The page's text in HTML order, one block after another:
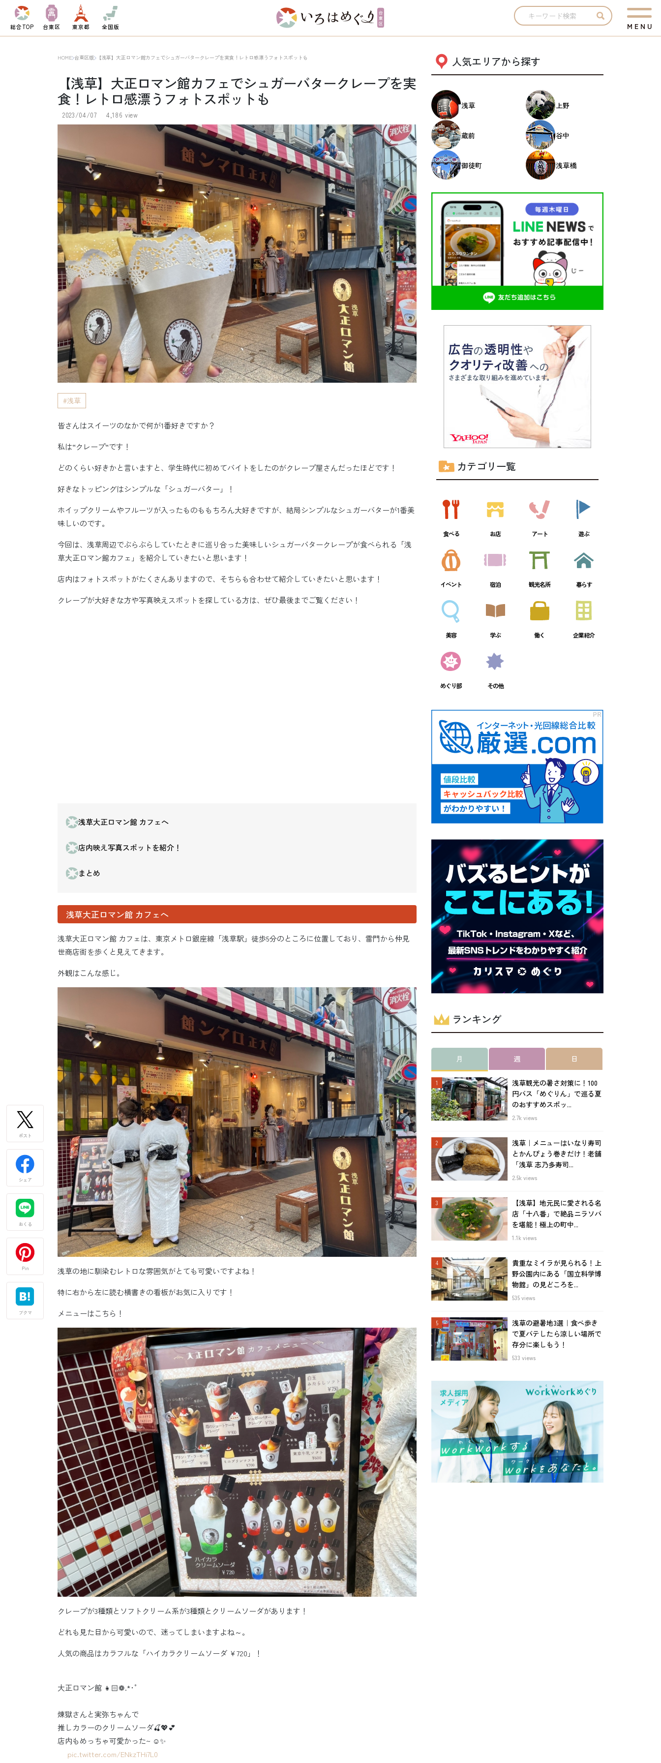
総合TOP 台東区 東京都 全国版 M E N U
HOME 台東区版 【浅草】大正ロマン館カフェでシュガーバタークレープを実食！レトロ感漂うフォトスポットも
【浅草】大正ロマン館カフェでシュガーバタークレープを実
食！レトロ感漂うフォトスポットも
2023/04/07 4,186 view
浅草
皆さんはスイーツのなかで何が1番好きですか？
私は“クレープ“です！
どのくらい好きかと言いますと、学生時代に初めてバイトをしたのがクレープ屋さんだったほどです！
好きなトッピングはシンプルな「シュガーバター」！
ホイップクリームやフルーツが入ったものももちろん大好きですが、結局シンプルなシュガーバターが1番美
味しいのです。
今回は、浅草周辺でぶらぶらしていたときに巡り合った美味しいシュガーバタークレープが食べられる「浅
草大正ロマン館カフェ」を紹介していきたいと思います！
店内はフォトスポットがたくさんありますので、そちらも合わせて紹介していきたいと思います！
クレープが大好きな方や写真映えスポットを探している方は、ぜひ最後までご覧ください！
浅草大正ロマン館 カフェへ
店内映え写真スポットを紹介！
まとめ
浅草大正ロマン館 カフェへ
浅草大正ロマン館 カフェは、東京メトロ銀座線「浅草駅」徒歩5分のところに位置しており、雷門から仲見
世商店街を歩くと見えてきます。
外観はこんな感じ。
浅草の地に馴染むレトロな雰囲気がとても可愛いですよね！
特に右から左に読む横書きの看板がお気に入りです！
メニューはこちら！
クレープが3種類とソフトクリーム系が3種類とクリームソーダがあります！
どれも見た目から可愛いので、迷ってしまいますよね～。
人気の商品はカラフルな「ハイカラクリームソーダ ￥720」！
大正ロマン館 👧🏻❁.*･ﾟ
煉獄さんと実弥ちゃんで
推しカラーのクリームソーダ🍒💖💕
店内もめっちゃ可愛かった~ ☺️✨
pic.twitter.com/ENkzTHi7L0
人気エリアから探す
浅草 上野
蔵前 谷中
御徒町 浅草橋
カテゴリ一覧
食べる お店 アート 遊ぶ
イベント 宿泊 観光名所 暮らす
美容 学ぶ 働く 企業紹介
めぐり部 その他
ランキング
月 週 日
浅草観光の暑さ対策に！100
円バス「めぐりん」で巡る夏
のおすすめスポッ...
2.7k views
浅草｜メニューはいなり寿司
とかんぴょう巻きだけ！老舗
「浅草 志乃多寿司...
2.5k views
【浅草】地元民に愛される名
店「十八番」で絶品ニラソバ
を堪能！極上の町中...
1.1k views
貴重なミイラが見られる！上
野公園内にある「国立科学博
物館」の見どころを...
535 views
浅草の避暑地3選｜食べ歩き
で夏バテしたら涼しい場所で
存分に楽しもう！
533 views
ポスト
シェア
おくる
Pin
ブクマ